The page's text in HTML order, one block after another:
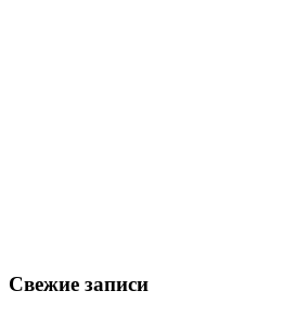
Свежие записи